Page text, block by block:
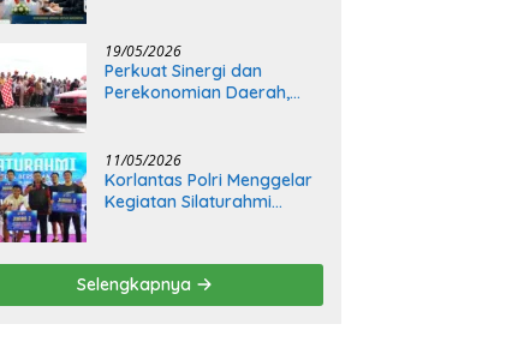
Nuklir
19/05/2026
Perkuat Sinergi dan
Perekonomian Daerah,
2026
11/05/2026
Korlantas Polri Menggelar
Kegiatan Silaturahmi
Selengkapnya